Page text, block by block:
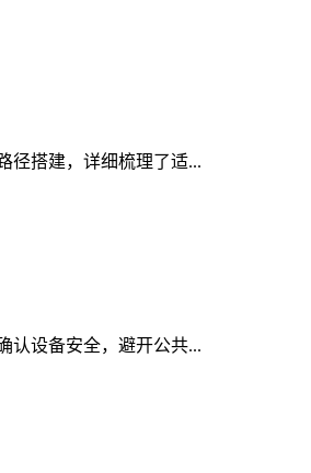
径搭建，详细梳理了适...
认设备安全，避开公共...